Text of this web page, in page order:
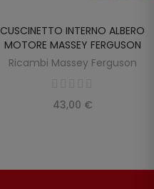
AGGIUNGI AL CARRELLO
CUSCINETTO INTERNO ALBERO
MOTORE MASSEY FERGUSON
Ricambi Massey Ferguson
43,00 €